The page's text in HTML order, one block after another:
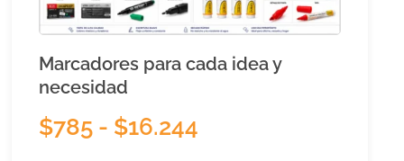
Marcadores para cada idea y
necesidad
$785 - $16.244